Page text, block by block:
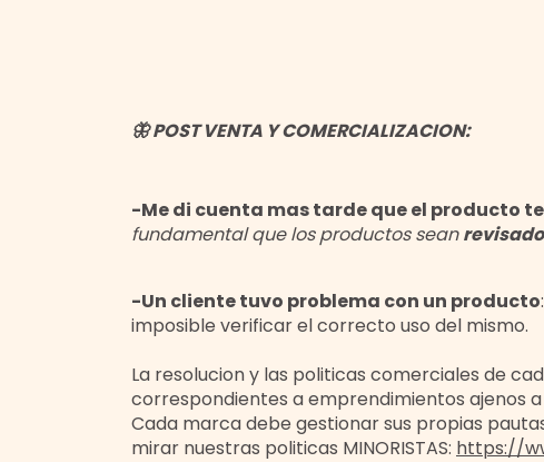
🦋 POST VENTA Y COMERCIALIZACION:
-Me di cuenta mas tarde que el producto
fundamental que los productos sean
-Un cliente tuvo problema con un producto
imposible verificar el correcto uso del mismo.
La resolucion y las politicas comerciales de
correspondientes a emprendimientos ajenos
Cada marca debe gestionar sus propias
mirar nuestras politicas MINORISTAS: https://